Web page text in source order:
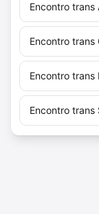
Encontro trans
Encontro trans
Encontro trans
Encontro trans